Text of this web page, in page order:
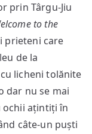
prin Târgu-Jiu
to the
prieteni care
de la
licheni tolănite
dar nu se mai
ochii ațintiți în
câte-un puști